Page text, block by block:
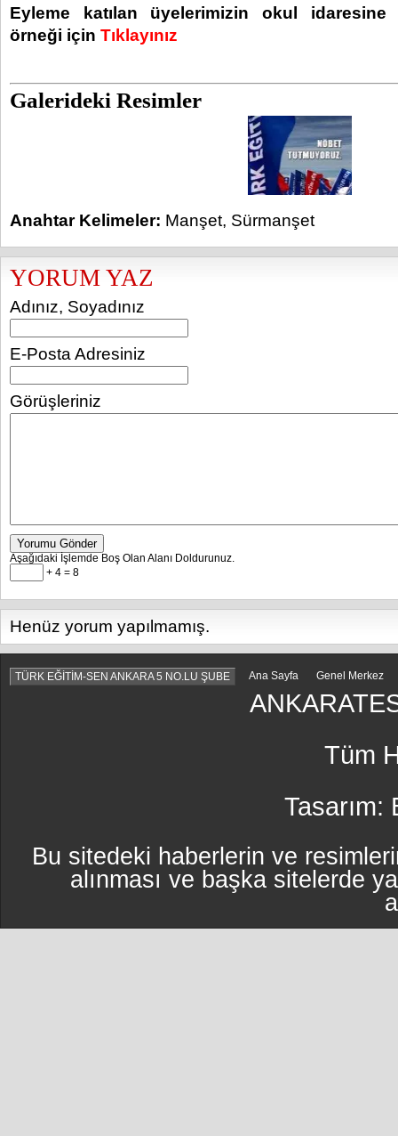
Eyleme katılan üyelerimizin okul idaresine
örneği için Tıklayınız
Galerideki Resimler
Anahtar Kelimeler: Manşet, Sürmanşet
YORUM YAZ
Adınız, Soyadınız
E-Posta Adresiniz
Görüşleriniz
Yorumu Gönder
Aşağıdaki İşlemde Boş Olan Alanı Doldurunuz.
+ 4 = 8
Henüz yorum yapılmamış.
TÜRK EĞİTİM-SEN ANKARA 5 NO.LU ŞUBE Ana Sayfa Genel Merkez
Tüm
Tasarım:
Bu sitedeki haberlerin ve
alınması ve başka sitelerde